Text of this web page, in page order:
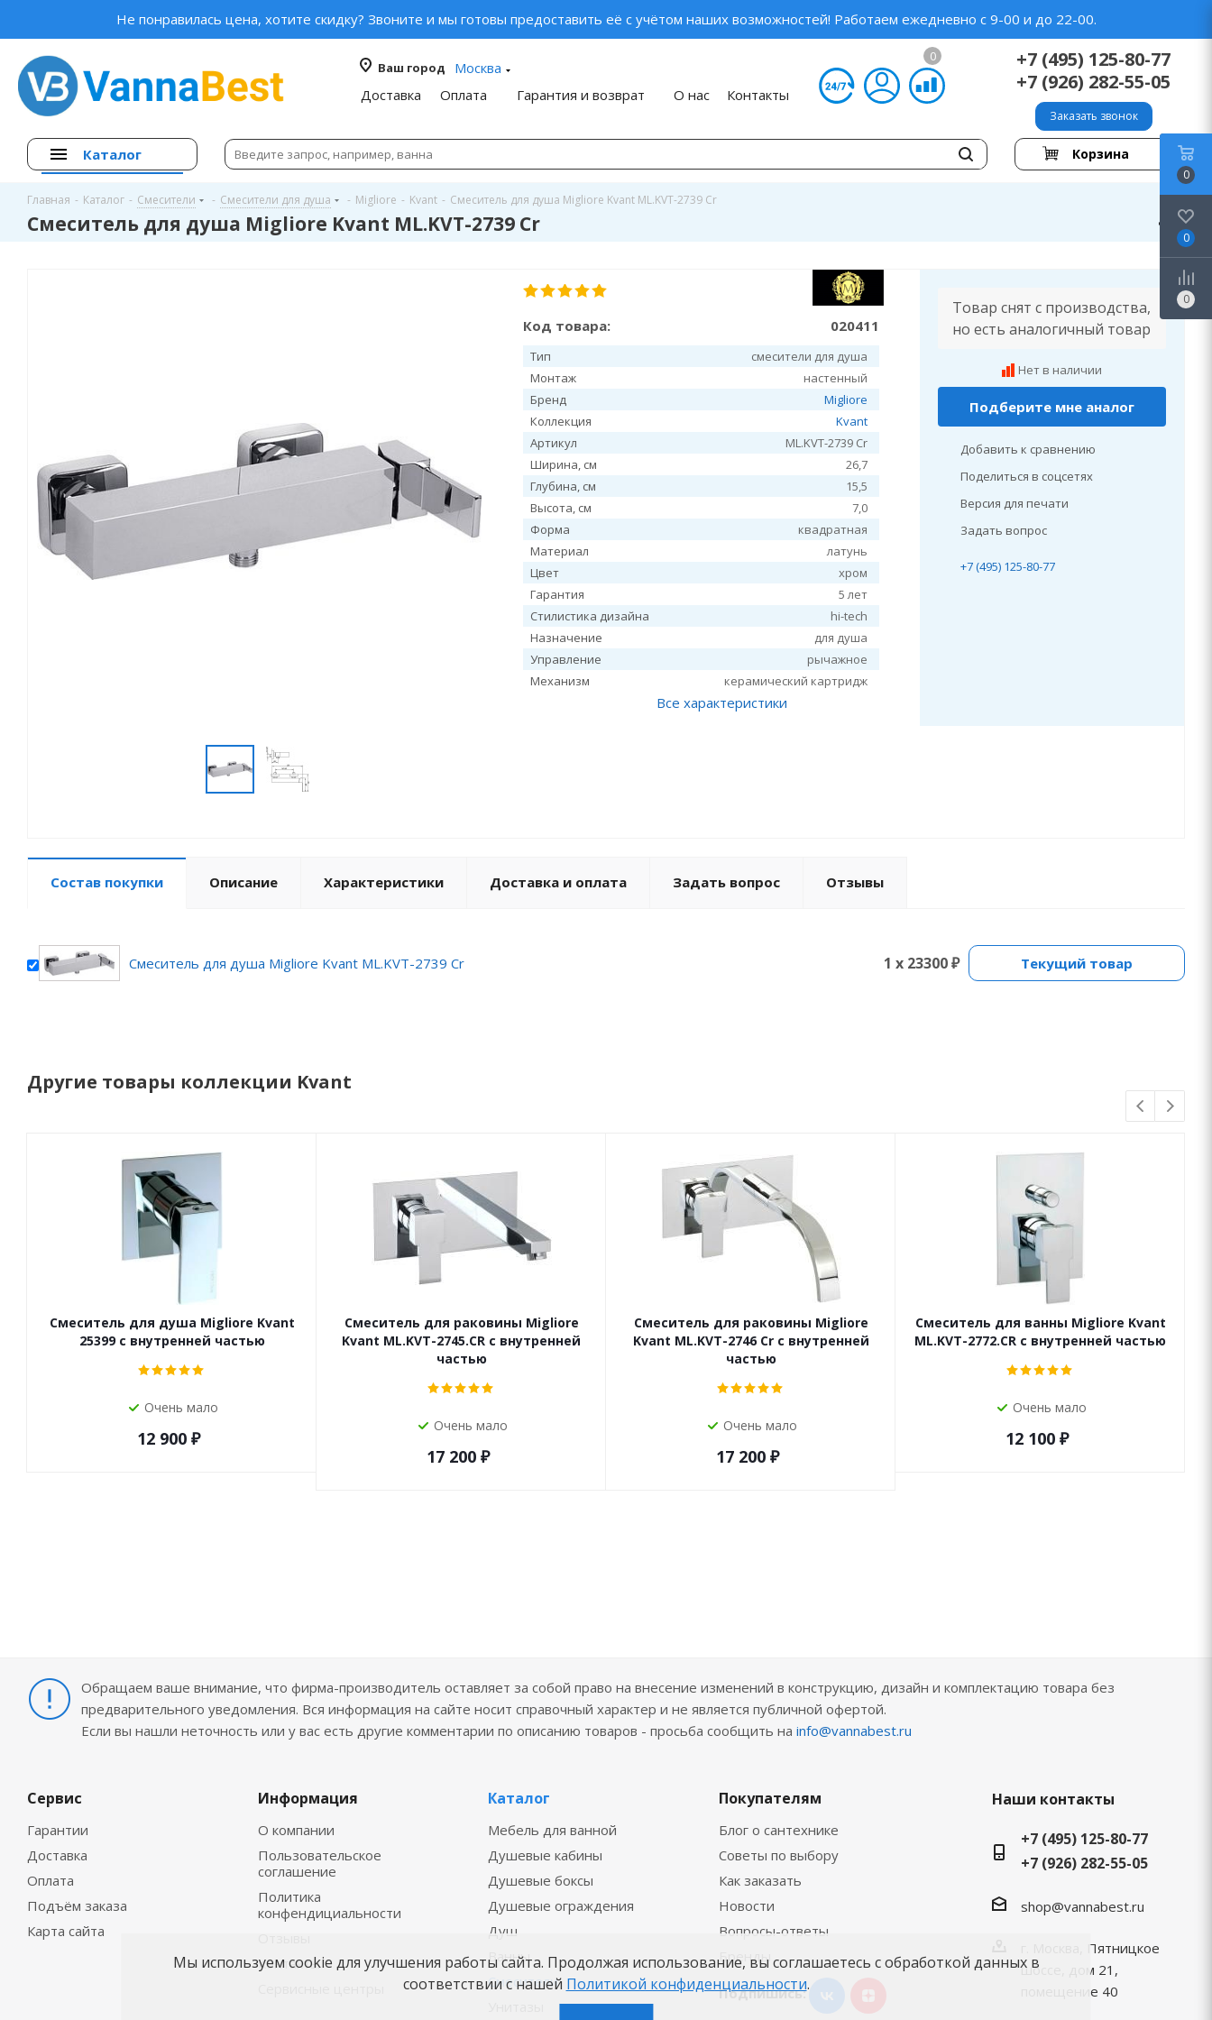
Не понравилась цена, хотите скидку? Звоните и мы готовы предоставить её с учётом наших возможностей! Работаем ежедневно с 9-00 и до 22-00.
Ваш город
Москва
Доставка
Оплата Гарантия и возврат О нас Контакты
0
+7 (495) 125-80-77
+7 (926) 282-55-05
Заказать звонок
Каталог Корзина
Главная - Каталог - Смесители - Смесители для душа - Migliore - Kvant - Смеситель для душа Migliore Kvant ML.KVT-2739 Cr
Смеситель для душа Migliore Kvant ML.KVT-2739 Cr
Код товара: 020411
Тип
смесители для душа
Монтаж
настенный
Бренд
Migliore
Коллекция
Kvant
Артикул
ML.KVT-2739 Cr
Ширина, см
26,7
Глубина, см
15,5
Высота, см
7,0
Форма
квадратная
Материал
латунь
Цвет
хром
Гарантия
5 лет
Стилистика дизайна
hi-tech
Назначение
для душа
Управление
рычажное
Механизм
керамический картридж
Все характеристики
Товар снят с производства,
но есть аналогичный товар
Нет в наличии
Подберите мне аналог
Добавить к сравнению
Поделиться в соцсетях
Версия для печати
Задать вопрос
+7 (495) 125-80-77
Состав покупки Описание Характеристики Доставка и оплата Задать вопрос Отзывы
Смеситель для душа Migliore Kvant ML.KVT-2739 Cr 1 x 23300 ₽ Текущий товар
Другие товары коллекции Kvant
Смеситель для душа Migliore Kvant
25399 с внутренней частью
Очень мало
12 900 ₽
Смеситель для раковины Migliore
Kvant ML.KVT-2745.CR с внутренней
частью
Очень мало
17 200 ₽
Смеситель для раковины Migliore
Kvant ML.KVT-2746 Cr с внутренней
частью
Очень мало
17 200 ₽
Смеситель для ванны Migliore Kvant
ML.KVT-2772.CR с внутренней частью
Очень мало
12 100 ₽
Обращаем ваше внимание, что фирма-производитель оставляет за собой право на внесение изменений в конструкцию, дизайн и комплектацию товара без
предварительного уведомления. Вся информация на сайте носит справочный характер и не является публичной офертой.
Если вы нашли неточность или у вас есть другие комментарии по описанию товаров - просьба сообщить на info@vannabest.ru
Сервис
Гарантии
Доставка
Оплата
Подъём заказа
Карта сайта
Информация
О компании
Пользовательское
соглашение
Политика
конфендициальности
Контакты
Каталог
Мебель для ванной
Душевые кабины
Душевые боксы
Душевые ограждения
Душ
Ванны
Смесители
Покупателям
Блог о сантехнике
Советы по выбору
Как заказать
Новости
Вопросы-ответы
Бренды
Подпишись:
Наши контакты
+7 (495) 125-80-77
+7 (926) 282-55-05
shop@vannabest.ru
г. Москва, Пятницкое
шоссе, дом 21,
помещение 40
0
0
0
Мы используем cookie для улучшения работы сайта. Продолжая использование, вы соглашаетесь с обработкой данных в
соответствии с нашей Политикой конфиденциальности.